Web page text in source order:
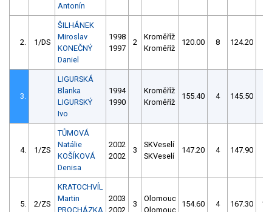
Antonín
2. 1/DS
ŠILHÁNEK
Miroslav
KONEČNÝ
Daniel
1998
1997
2
Kroměříž
Kroměříž
120.00 8 124.20
3.
LIGURSKÁ
Blanka
LIGURSKÝ
Ivo
1994
1990
Kroměříž
Kroměříž
155.40 4 145.50
4. 1/ZS
TŮMOVÁ
Natálie
KOŠÍKOVÁ
Denisa
2002
2002
3
SKVeselí
SKVeselí
147.20 4 147.90
5. 2/ZS
KRATOCHVÍL
Martin
PROCHÁZKA
2003
2002
3
Olomouc
Olomouc
154.60 4 167.30 16